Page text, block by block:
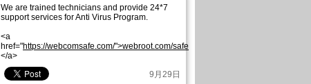
We are trained technicians and provide 24*7
support services for Anti Virus Program.
<a
href="https://webcomsafe.com/">webroot.com/safe
</a>
9月29日